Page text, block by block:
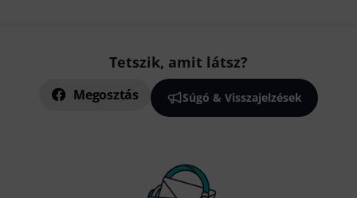
Tetszik, amit látsz?
Megosztás Súgó & Visszajelzések